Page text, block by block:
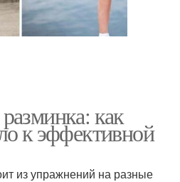
как
к эффективной
из упражнений на разные